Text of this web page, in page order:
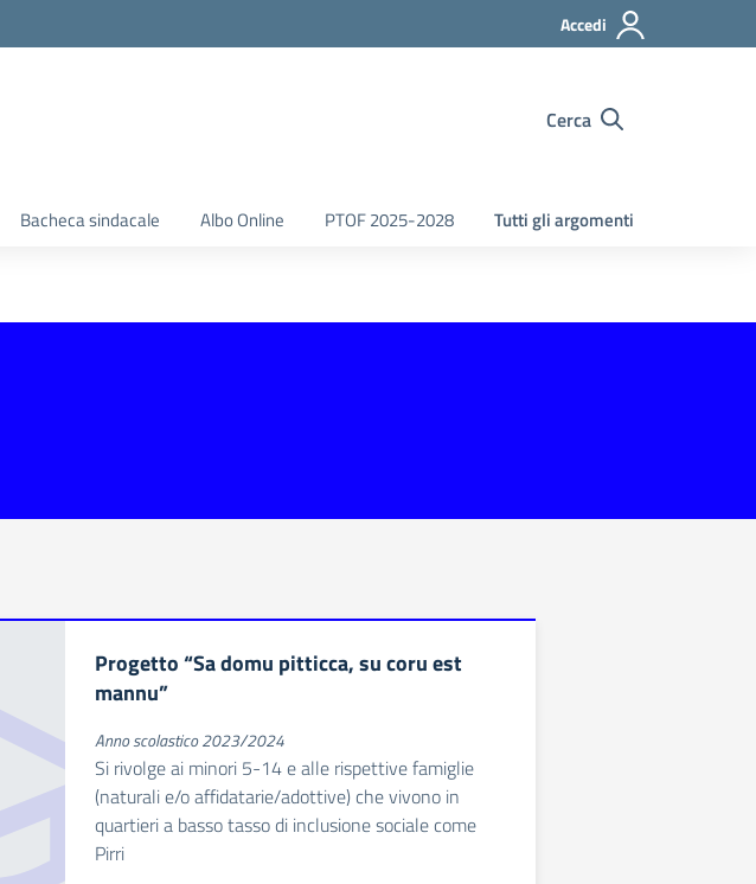
Accedi
Cerca
Bacheca sindacale Albo Online PTOF 2025-2028 Tutti gli argomenti
Progetto “Sa domu pitticca, su coru est
mannu”
Anno scolastico 2023/2024
Si rivolge ai minori 5-14 e alle rispettive famiglie
(naturali e/o affidatarie/adottive) che vivono in
quartieri a basso tasso di inclusione sociale come
Pirri